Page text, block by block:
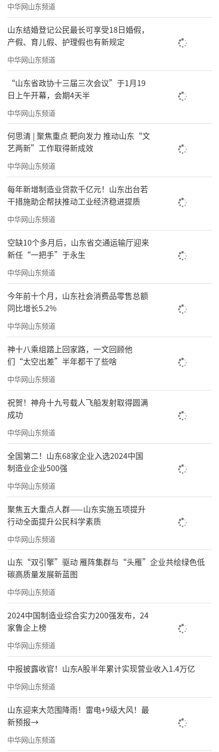
中华网山东频道
山东结婚登记公民最长可享受18日婚假，
产假、育儿假、护理假也有新规定
中华网山东频道
“山东省政协十三届三次会议”于1月19
日上午开幕，会期4天半
中华网山东频道
何思清 | 聚焦重点 靶向发力 推动山东“文
艺两新”工作取得新成效
中华网山东频道
每年新增制造业贷款千亿元！山东出台若
干措施助企帮扶推动工业经济稳进提质
中华网山东频道
空缺10个多月后，山东省交通运输厅迎来
新任“一把手”于永生
中华网山东频道
今年前十个月，山东社会消费品零售总额
同比增长5.2%
中华网山东频道
神十八乘组踏上回家路，一文回顾他
们“太空出差”半年都干了些啥
中华网山东频道
祝贺！神舟十九号载人飞船发射取得圆满
成功
中华网山东频道
全国第二！山东68家企业入选2024中国
制造业企业500强
中华网山东频道
聚焦五大重点人群——山东实施五项提升
行动全面提升公民科学素质
中华网山东频道
山东“双引擎”驱动 雁阵集群与“头雁”企业共绘绿色低
碳高质量发展新蓝图
中华网山东频道
2024中国制造业综合实力200强发布，24
家鲁企上榜
中华网山东频道
中报披露收官！山东A股半年累计实现营业收入1.4万亿
中华网山东频道
山东迎来大范围降雨！雷电+9级大风！最
新预报→
中华网山东频道